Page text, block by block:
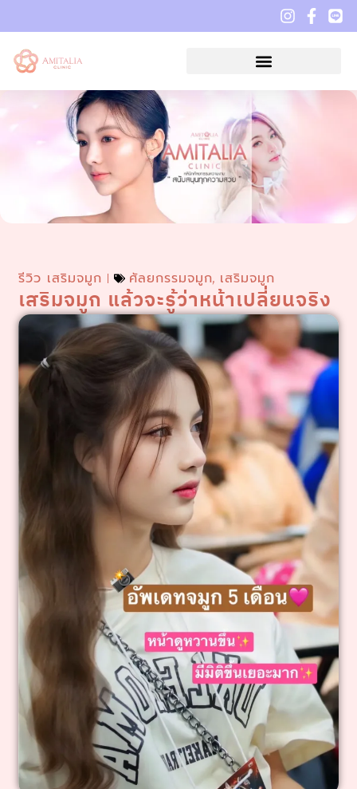
รีวิว เสริมจมูก ศัลยกรรมจมูก, เสริมจมูก
เสริมจมูก แล้วจะรู้ว่าหน้าเปลี่ยนจริง